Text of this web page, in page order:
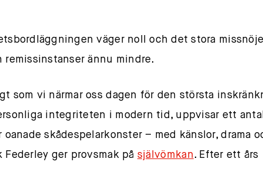
väger noll och det stora
remissinstanser ännu mindre.
som vi närmar oss dagen för den största
integriteten i modern tid, uppvisar ett
oanade skådespelarkonster – med känslor, drama
Federley ger provsmak på självömkan. Efter ett års